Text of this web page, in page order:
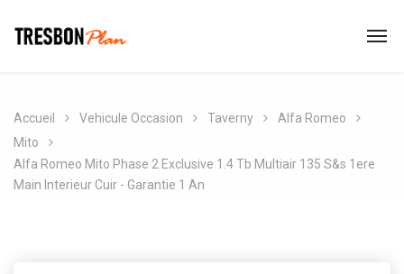
Accueil Vehicule Occasion Taverny
Alfa Romeo
Mito
Alfa Romeo Mito Phase 2 Exclusive 1.4 Tb Multiair 135 S&s 1ere
Main Interieur Cuir - Garantie 1 An